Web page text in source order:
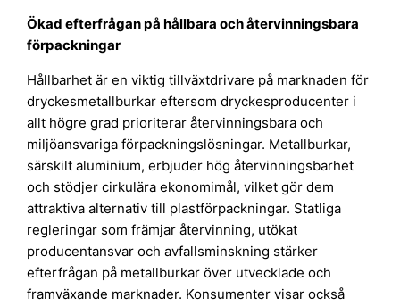
Ökad efterfrågan på hållbara och återvinningsbara
förpackningar
Hållbarhet är en viktig tillväxtdrivare på marknaden för
dryckesmetallburkar eftersom dryckesproducenter i
allt högre grad prioriterar återvinningsbara och
miljöansvariga förpackningslösningar. Metallburkar,
särskilt aluminium, erbjuder hög återvinningsbarhet
och stödjer cirkulära ekonomimål, vilket gör dem
attraktiva alternativ till plastförpackningar. Statliga
regleringar som främjar återvinning, utökat
producentansvar och avfallsminskning stärker
efterfrågan på metallburkar över utvecklade och
framväxande marknader. Konsumenter visar också